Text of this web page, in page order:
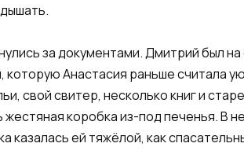
за документами. Дмитрий был
Анастасия раньше считала
свой свитер, несколько книг и
коробка из-под печенья. В
ей тяжёлой, как